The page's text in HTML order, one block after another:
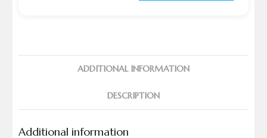
ADDITIONAL INFORMATION
DESCRIPTION
Additional information